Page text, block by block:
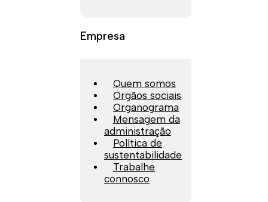
Empresa
Quem somos
Orgãos sociais
Organograma
Mensagem da
administração
Política de
sustentabilidade
Trabalhe
connosco